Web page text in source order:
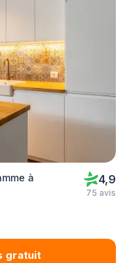
à
4,9
75 avis
gratuit